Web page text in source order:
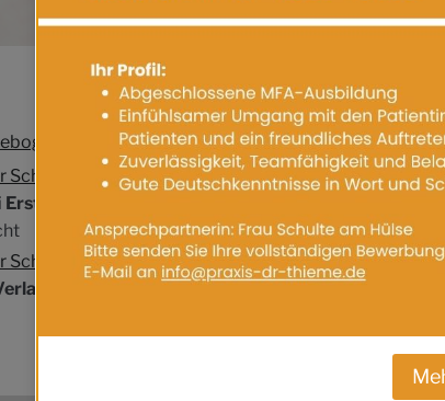
Schmerzfragebogen
Erstkontakt
zur speziellen Schmerztherapie bei
Schmerz-Verlaufsfragebogen
der speziellen Schmerztherapie ausfüllen, dies